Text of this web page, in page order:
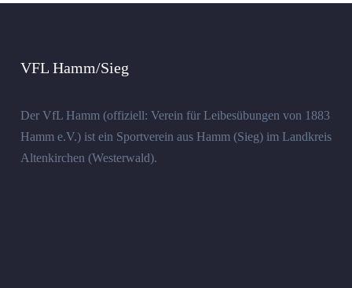
VFL Hamm/Sieg
Der VfL Hamm (offiziell: Verein für Leibesübungen von 1883
Hamm e.V.) ist ein Sportverein aus Hamm (Sieg) im Landkreis
Altenkirchen (Westerwald).